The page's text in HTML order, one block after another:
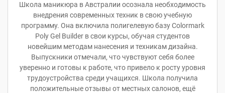
Школа маникюра в Австралии осознала необходимость
внедрения современных техник в свою учебную
программу. Она включила полигелевую базу Colormark
Poly Gel Builder в свои курсы, обучая студентов
новейшим методам нанесения и техникам дизайна.
Выпускники отмечали, что чувствуют себя более
уверенно и готовы к работе, что привело к росту уровня
трудоустройства среди учащихся. Школа получила
положительные отзывы от местных салонов, ещё